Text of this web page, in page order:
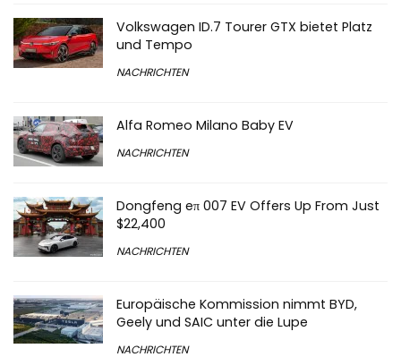
Volkswagen ID.7 Tourer GTX bietet Platz
und Tempo
NACHRICHTEN
Alfa Romeo Milano Baby EV
NACHRICHTEN
Dongfeng eπ 007 EV Offers Up From Just
$22,400
NACHRICHTEN
Europäische Kommission nimmt BYD,
Geely und SAIC unter die Lupe
NACHRICHTEN